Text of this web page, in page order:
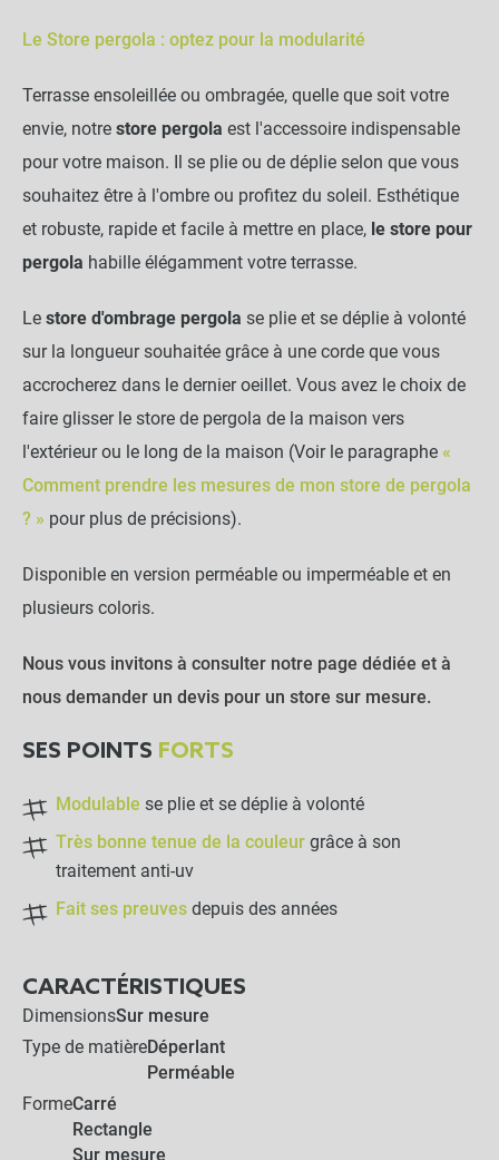
Le Store pergola : optez pour la modularité
Terrasse ensoleillée ou ombragée, quelle que soit votre
envie, notre store pergola est l'accessoire indispensable
pour votre maison. Il se plie ou de déplie selon que vous
souhaitez être à l'ombre ou profitez du soleil. Esthétique
et robuste, rapide et facile à mettre en place, le store pour
pergola habille élégamment votre terrasse.
Le store d'ombrage pergola se plie et se déplie à volonté
sur la longueur souhaitée grâce à une corde que vous
accrocherez dans le dernier oeillet. Vous avez le choix de
faire glisser le store de pergola de la maison vers
l'extérieur ou le long de la maison (Voir le paragraphe «
Comment prendre les mesures de mon store de pergola
? » pour plus de précisions).
Disponible en version perméable ou imperméable et en
plusieurs coloris.
Nous vous invitons à consulter notre page dédiée et à
nous demander un devis pour un store sur mesure.
SES POINTS FORTS
Modulable se plie et se déplie à volonté
Très bonne tenue de la couleur grâce à son
traitement anti-uv
Fait ses preuves depuis des années
CARACTÉRISTIQUES
DimensionsSur mesure
Type de matièreDéperlant
Perméable
FormeCarré
Rectangle
Sur mesure